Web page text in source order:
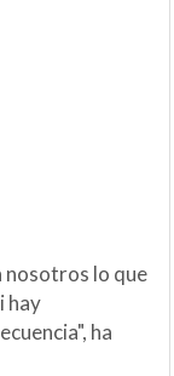
nosotros lo que
hay
ha